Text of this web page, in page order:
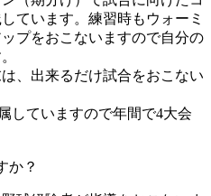
ています。練習時もウォーミ
プをおこないますので自分の
、出来るだけ試合をおこない
していますので年間で4大会
か？